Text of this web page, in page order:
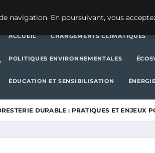
ACCUEIL CHANGEMENTS CLIMATIQUES
POLITIQUES ENVIRONNEMENTALES
ÉDUCATION ET SENSIBILISATION
DURABLE : PRATIQUES ET ENJEUX
navigation. En poursuivant, vous